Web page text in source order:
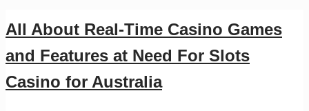
All About Real-Time Casino Games
and Features at Need For Slots
Casino for Australia